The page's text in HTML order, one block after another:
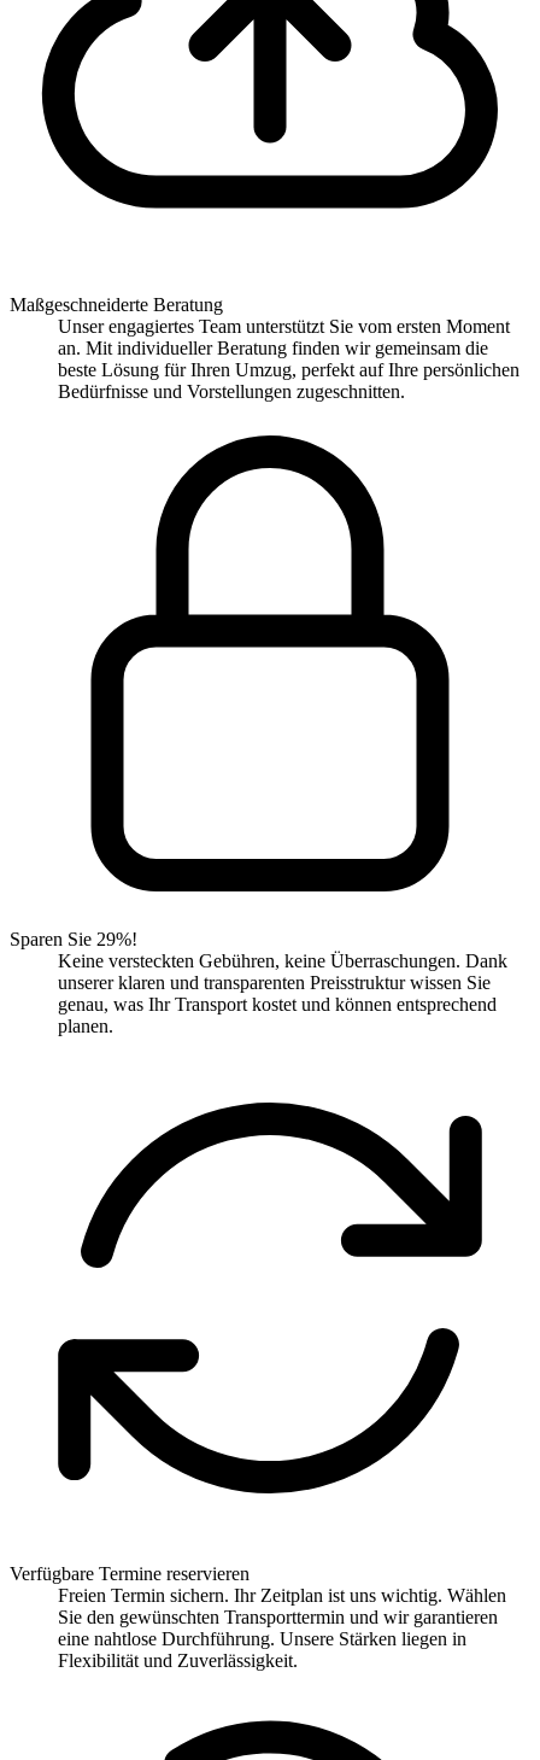
Maßgeschneiderte Beratung
Unser engagiertes Team unterstützt Sie vom ersten Moment
an. Mit individueller Beratung finden wir gemeinsam die
beste Lösung für Ihren Umzug, perfekt auf Ihre persönlichen
Bedürfnisse und Vorstellungen zugeschnitten.
Sparen Sie 29%!
Keine versteckten Gebühren, keine Überraschungen. Dank
unserer klaren und transparenten Preisstruktur wissen Sie
genau, was Ihr Transport kostet und können entsprechend
planen.
Verfügbare Termine reservieren
Freien Termin sichern. Ihr Zeitplan ist uns wichtig. Wählen
Sie den gewünschten Transporttermin und wir garantieren
eine nahtlose Durchführung. Unsere Stärken liegen in
Flexibilität und Zuverlässigkeit.